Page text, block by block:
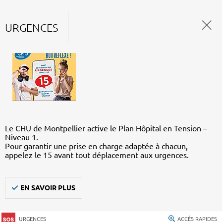
URGENCES
Le CHU de Montpellier active le Plan Hôpital en Tension –
Niveau 1.
Pour garantir une prise en charge adaptée à chacun,
appelez le 15 avant tout déplacement aux urgences.
EN SAVOIR PLUS
URGENCES ACCÈS RAPIDES